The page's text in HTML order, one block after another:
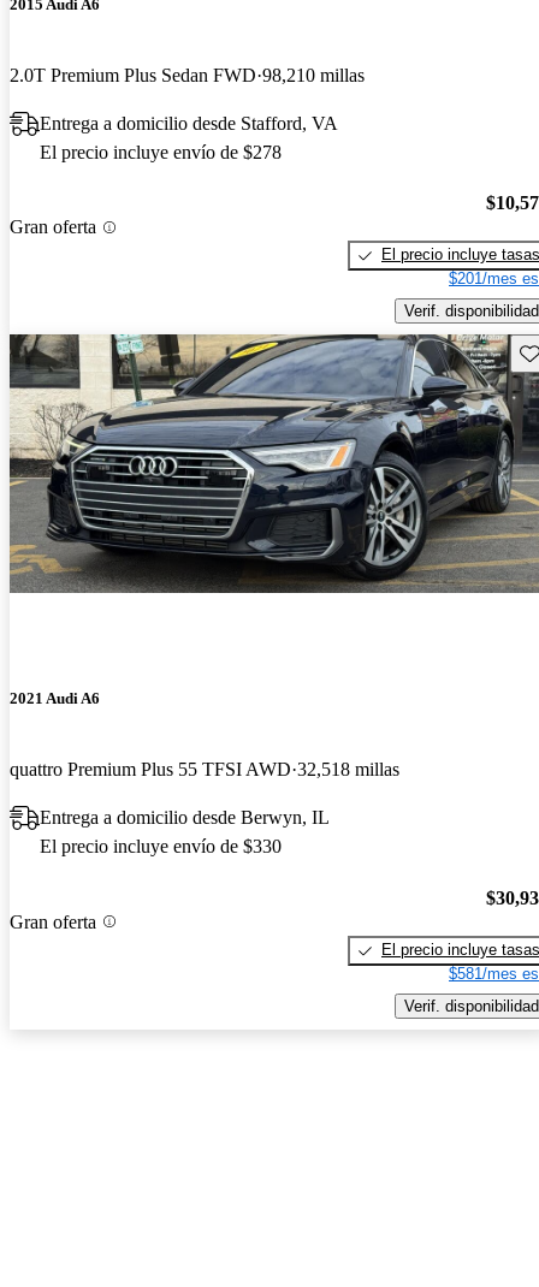
2015 Audi A6
2.0T Premium Plus Sedan FWD 98,210 millas
Entrega a domicilio desde Stafford, VA
El precio incluye envío de $278
Gran oferta
El precio incluye tasas
$201/mes
Verif. disponibilidad
2021 Audi A6
quattro Premium Plus 55 TFSI AWD 32,518 millas
Entrega a domicilio desde Berwyn, IL
El precio incluye envío de $330
Gran oferta
El precio incluye tasas
$581/mes
Verif. disponibilidad